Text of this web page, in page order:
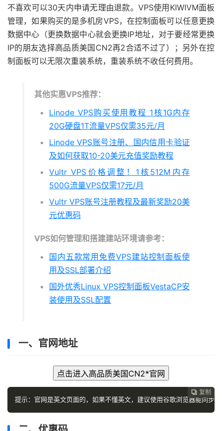
不喜欢可以30天内申请无理由退款。VPS使用KIWIVM面板
管理，如果购买的是多机房VPS，在控制面板可以任意更换
数据中心（更换数据中心就会更换IP地址，对于要经常更换
IP的朋友选择高品质美国CN2再2合适不过了）；另外在控
制面板可以无限次重装系统，重装系统不收任何费用。
其他实惠VPS推荐：
Linode VPS购买使用教程 1核1G内存
20G硬盘1T流量VPS仅需35元/月
Linode VPS账号注册、国内信用卡验证
及如何获取10-20美元充值奖励教程
Vultr VPS价格调整！1核512M内存
500G流量VPS仅需17元/月
Vultr VPS账号注册教程及最新奖励20美
元优惠码
VPS如何管理和搭建建站环境请参考：
国内五款常用免费VPS建站控制面板使
用及SSL部署介绍
国外优秀Linux VPS控制面板VestaCP安
装使用及SSL配置
一、官网地址
点击进入高品质美国CN2*官网
 复制
 复制
 复制
 复制
提示：官网是英文页面的，如果不懂英文，建议使用谷歌浏览器能同步